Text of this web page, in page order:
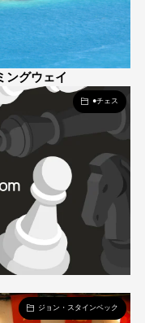
ングウェイ
●チェス
ジョン・スタインベック